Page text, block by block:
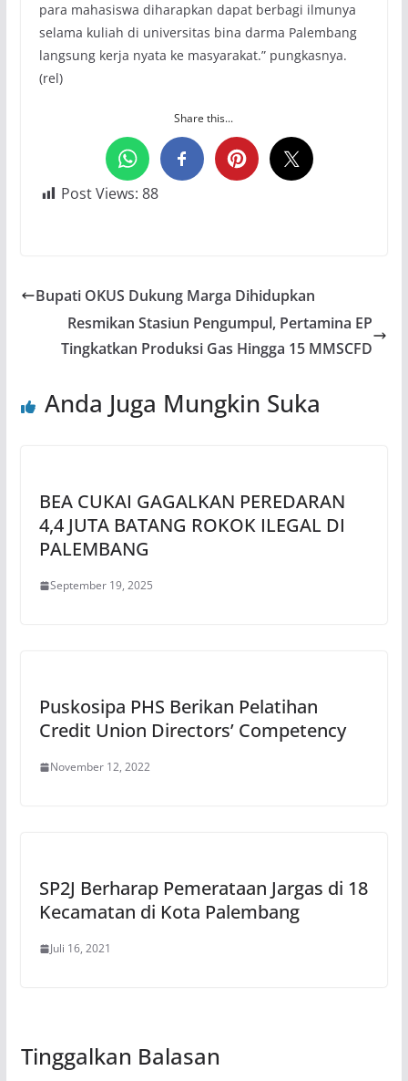
para mahasiswa diharapkan dapat berbagi ilmunya
selama kuliah di universitas bina darma Palembang
langsung kerja nyata ke masyarakat.” pungkasnya.
(rel)
Share this...
Post Views: 88
Bupati OKUS Dukung Marga Dihidupkan
Resmikan Stasiun Pengumpul, Pertamina EP
Tingkatkan Produksi Gas Hingga 15 MMSCFD
Anda Juga Mungkin Suka
BEA CUKAI GAGALKAN PEREDARAN
4,4 JUTA BATANG ROKOK ILEGAL DI
PALEMBANG
September 19, 2025
Puskosipa PHS Berikan Pelatihan
Credit Union Directors’ Competency
November 12, 2022
SP2J Berharap Pemerataan Jargas di 18
Kecamatan di Kota Palembang
Juli 16, 2021
Tinggalkan Balasan